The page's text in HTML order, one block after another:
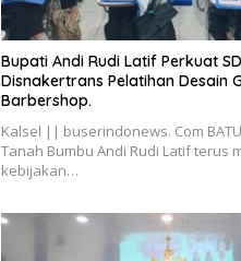
Bupati Andi Rudi Latif Perkuat
Disnakertrans Pelatihan Desain
Barbershop.
Kalsel || buserindonews. Com
Tanah Bumbu Andi Rudi Latif terus
kebijakan…